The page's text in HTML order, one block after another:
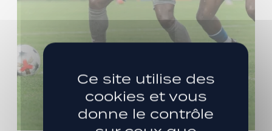
Ce site utilise des
cookies et vous
donne le contrôle